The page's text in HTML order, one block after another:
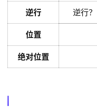
逆行 逆行？
位置
绝对位置